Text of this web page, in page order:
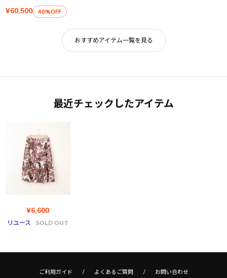
¥60,500
40%OFF
おすすめアイテム一覧を見る
最近チェックしたアイテム
¥6,600
リユース SOLD OUT
ご利用ガイド よくあるご質問 お問い合わせ